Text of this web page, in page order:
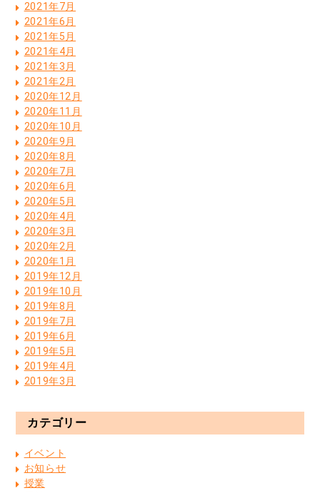
2021年7月
2021年6月
2021年5月
2021年4月
2021年3月
2021年2月
2020年12月
2020年11月
2020年10月
2020年9月
2020年8月
2020年7月
2020年6月
2020年5月
2020年4月
2020年3月
2020年2月
2020年1月
2019年12月
2019年10月
2019年8月
2019年7月
2019年6月
2019年5月
2019年4月
2019年3月
カテゴリー
イベント
お知らせ
授業